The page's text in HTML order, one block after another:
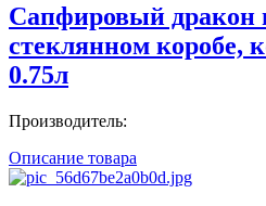
Сапфировый дракон
стеклянном коробе,
0.75л
Производитель:
Описание товара